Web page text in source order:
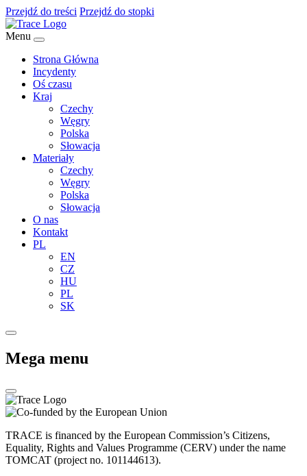
Przejdź do treści Przejdź do stopki
Menu
Strona Główna
Incydenty
Oś czasu
Kraj
Czechy
Węgry
Polska
Słowacja
Materiały
Czechy
Węgry
Polska
Słowacja
O nas
Kontakt
PL
EN
CZ
HU
PL
SK
Mega menu
TRACE is financed by the European Commission’s Citizens,
Equality, Rights and Values Programme (CERV) under the name
TOMCAT (project no. 101144613).